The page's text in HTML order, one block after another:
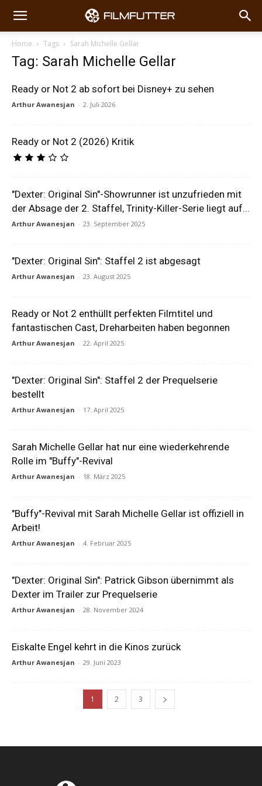
Home Tags Sarah Michelle Gellar
Tag: Sarah Michelle Gellar
Ready or Not 2 ab sofort bei Disney+ zu sehen
Arthur Awanesjan - 2. Juli 2026
Ready or Not 2 (2026) Kritik
"Dexter: Original Sin"-Showrunner ist unzufrieden mit
der Absage der 2. Staffel, Trinity-Killer-Serie liegt auf...
Arthur Awanesjan - 23. September 2025
"Dexter: Original Sin": Staffel 2 ist abgesagt
Arthur Awanesjan - 23. August 2025
Ready or Not 2 enthüllt perfekten Filmtitel und
fantastischen Cast, Dreharbeiten haben begonnen
Arthur Awanesjan - 22. April 2025
"Dexter: Original Sin": Staffel 2 der Prequelserie
bestellt
Arthur Awanesjan - 17. April 2025
Sarah Michelle Gellar hat nur eine wiederkehrende
Rolle im "Buffy"-Revival
Arthur Awanesjan - 18. März 2025
"Buffy"-Revival mit Sarah Michelle Gellar ist offiziell in
Arbeit!
Arthur Awanesjan - 4. Februar 2025
"Dexter: Original Sin": Patrick Gibson übernimmt als
Dexter im Trailer zur Prequelserie
Arthur Awanesjan - 28. November 2024
Eiskalte Engel kehrt in die Kinos zurück
Arthur Awanesjan - 29. Juni 2023
1 2 3